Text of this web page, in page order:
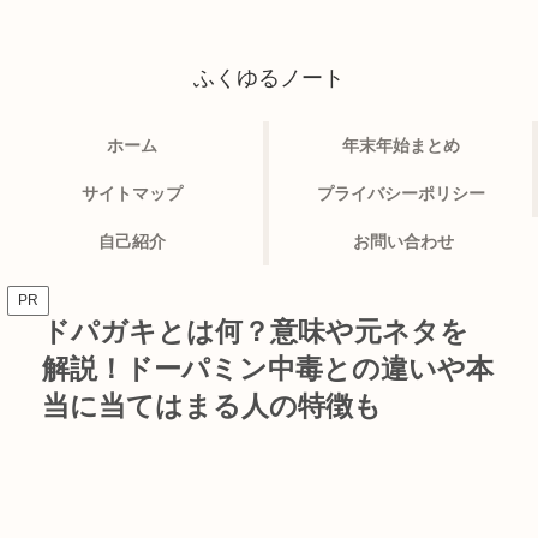
ふくゆるノート
ホーム 年末年始まとめ
サイトマップ プライバシーポリシー
自己紹介 お問い合わせ
PR
ドパガキとは何？意味や元ネタを
解説！ドーパミン中毒との違いや本
当に当てはまる人の特徴も